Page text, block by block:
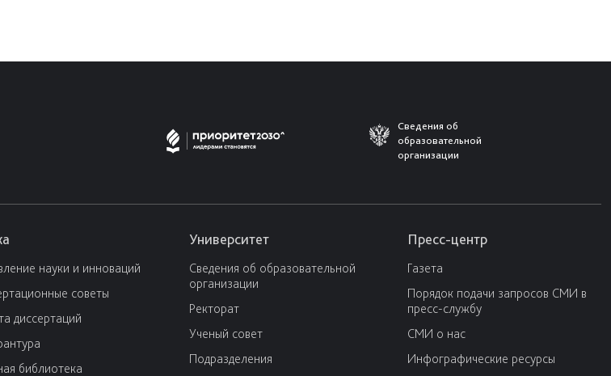
Сведения об
образовательной
организации
науки и инноваций
советы
диссертаций
библиотека
Университет
Сведения об образовательной
организации
Ректорат
Ученый совет
Подразделения
Пресс-центр
Газета
Порядок подачи запросов СМИ в
пресс-службу
СМИ о нас
Инфографические ресурсы